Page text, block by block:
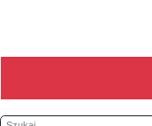
Szukaj